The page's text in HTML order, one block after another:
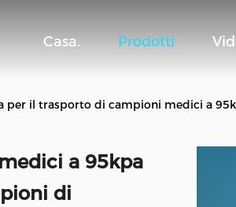
Casa. Prodotti
per il trasporto di campioni medici a
a 95kpa
di